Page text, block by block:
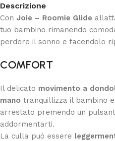
Descrizione
Con Joie – Roomie Glide
tuo bambino rimanendo
perdere il sonno e facendolo
COMFORT
Il delicato movimento a
mano tranquillizza il bambino
arrestato premendo un
addormentarti.
La culla può essere